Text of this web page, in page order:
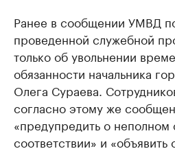
Ранее в сообщении УМВД
проведенной служебной
только об увольнении
обязанности начальника
Олега Сураева.
согласно этому же
«предупредить о
соответствии» и «объявить